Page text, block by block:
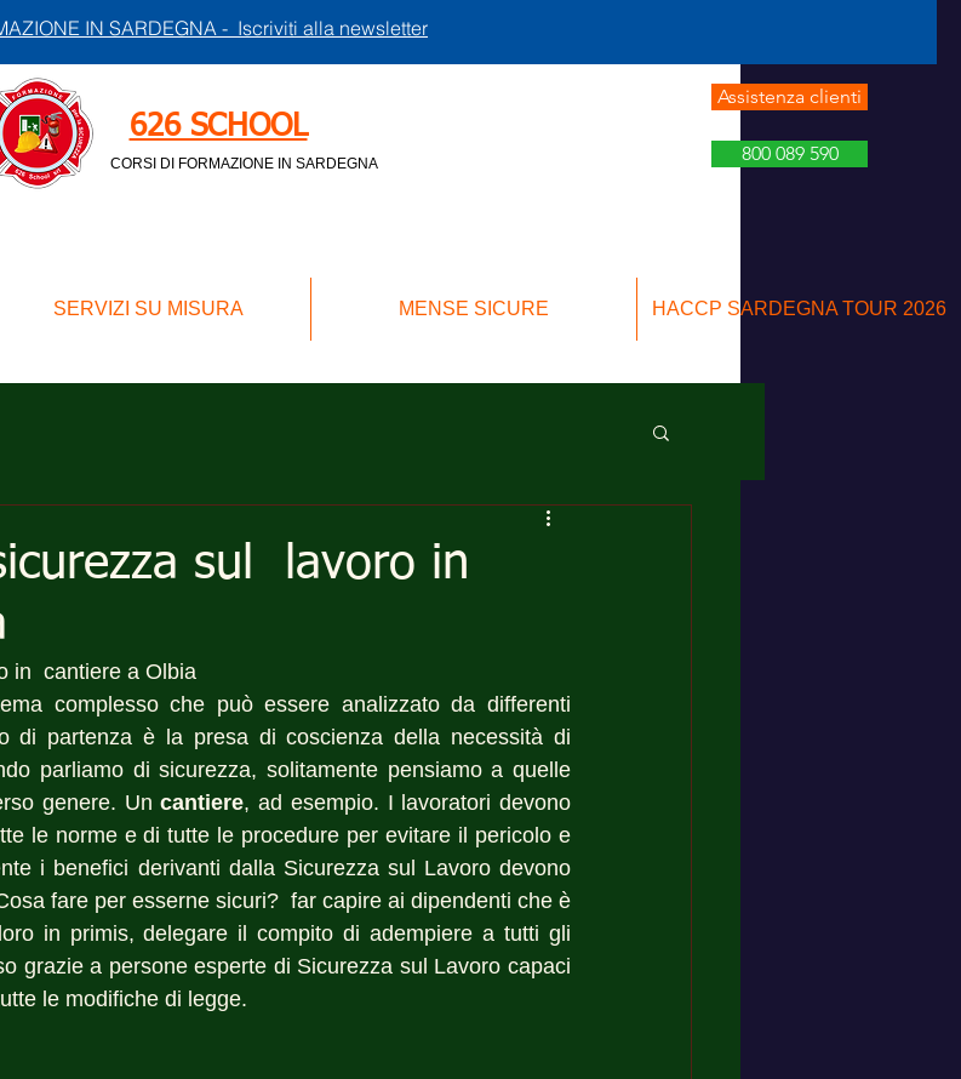
IN SARDEGNA - Iscriviti alla newsletter
626 SCHOOL
CORSI DI FORMAZIONE IN SARDEGNA
Assistenza clienti
800 089 590
SERVIZI SU MISURA MENSE SICURE HACCP SARDEGNA TOUR 2026
sul lavoro in
in  cantiere a Olbia
complesso che può essere analizzato da differenti
di partenza è la presa di coscienza della necessità di
parliamo di sicurezza, solitamente pensiamo a quelle
genere. Un cantiere, ad esempio. I lavoratori devono
le norme e di tutte le procedure per evitare il pericolo e
i benefici derivanti dalla Sicurezza sul Lavoro devono
fare per esserne sicuri?  far capire ai dipendenti che è
in primis, delegare il compito di adempiere a tutti gli
grazie a persone esperte di Sicurezza sul Lavoro capaci
le modifiche di legge.